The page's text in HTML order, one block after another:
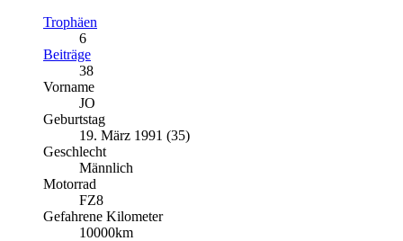
Trophäen
6
Beiträge
38
Vorname
JO
Geburtstag
19. März 1991 (35)
Geschlecht
Männlich
Motorrad
FZ8
Gefahrene Kilometer
10000km